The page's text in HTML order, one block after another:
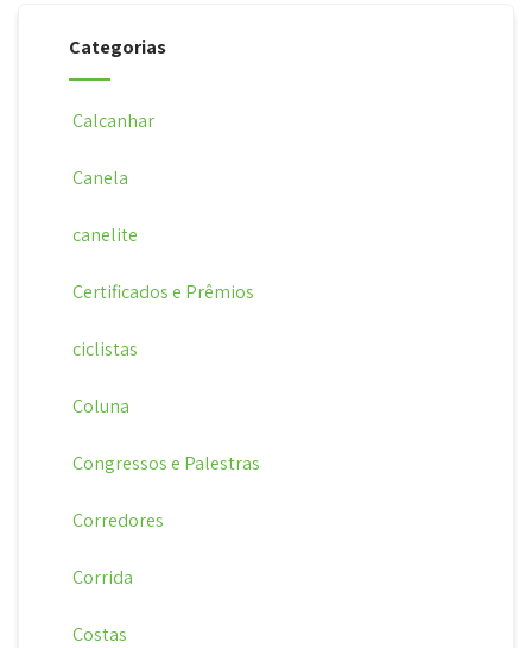
Categorias
Calcanhar
Canela
canelite
Certificados e Prêmios
ciclistas
Coluna
Congressos e Palestras
Corredores
Corrida
Costas